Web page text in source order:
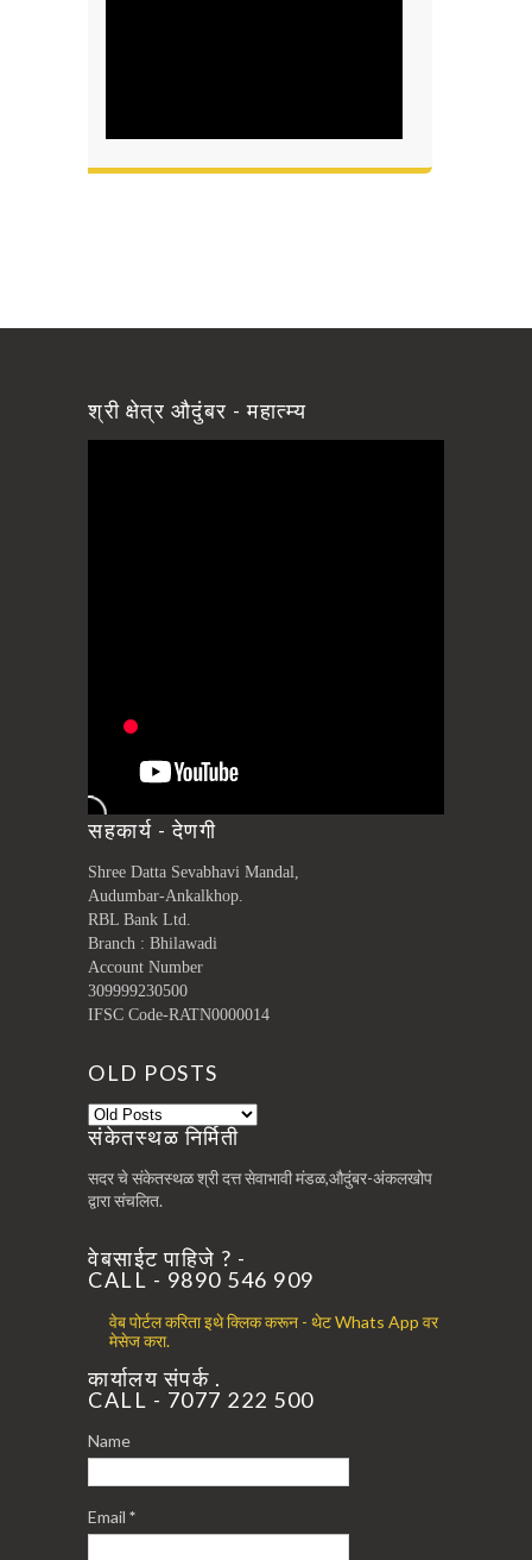
श्री क्षेत्र औदुंबर - महात्म्य
सहकार्य - देणगी
Shree Datta Sevabhavi Mandal,
Audumbar-Ankalkhop.
RBL Bank Ltd.
Branch : Bhilawadi
Account Number
309999230500
IFSC Code-RATN0000014
OLD POSTS
संकेतस्थळ निर्मिती
सदर चे संकेतस्थळ श्री दत्त सेवाभावी मंडळ,औदुंबर-अंकलखोप
द्वारा संचलित.
वेबसाईट पाहिजे ? -
CALL - 9890 546 909
वेब पोर्टल करिता इथे क्लिक करून - थेट Whats App वर
मेसेज करा.
कार्यालय संपर्क .
CALL - 7077 222 500
Name
Email *